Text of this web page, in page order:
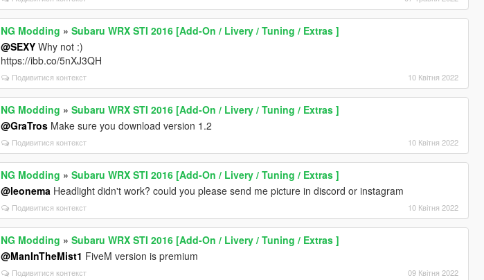
NG Modding »Subaru WRX STI 2016 [Add-On / Livery / Tuning / Extras ]
@SEXY Why not :)
https://ibb.co/5nXJ3QH
Подивитися контекст 10 Квітня 2022
NG Modding »Subaru WRX STI 2016 [Add-On / Livery / Tuning / Extras ]
@GraTros Make sure you download version 1.2
Подивитися контекст 10 Квітня 2022
NG Modding »Subaru WRX STI 2016 [Add-On / Livery / Tuning / Extras ]
@leonema Headlight didn't work? could you please send me picture in discord or instagram
Подивитися контекст 10 Квітня 2022
NG Modding »Subaru WRX STI 2016 [Add-On / Livery / Tuning / Extras ]
@ManInTheMist1 FiveM version is premium
Подивитися контекст 09 Квітня 2022